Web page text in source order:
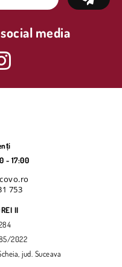
media
- 17:00
753
II
2022
jud. Suceava